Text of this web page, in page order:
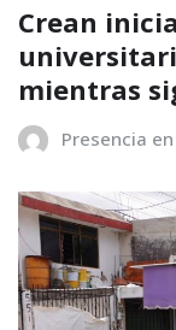
Crean
mientras
Presencia